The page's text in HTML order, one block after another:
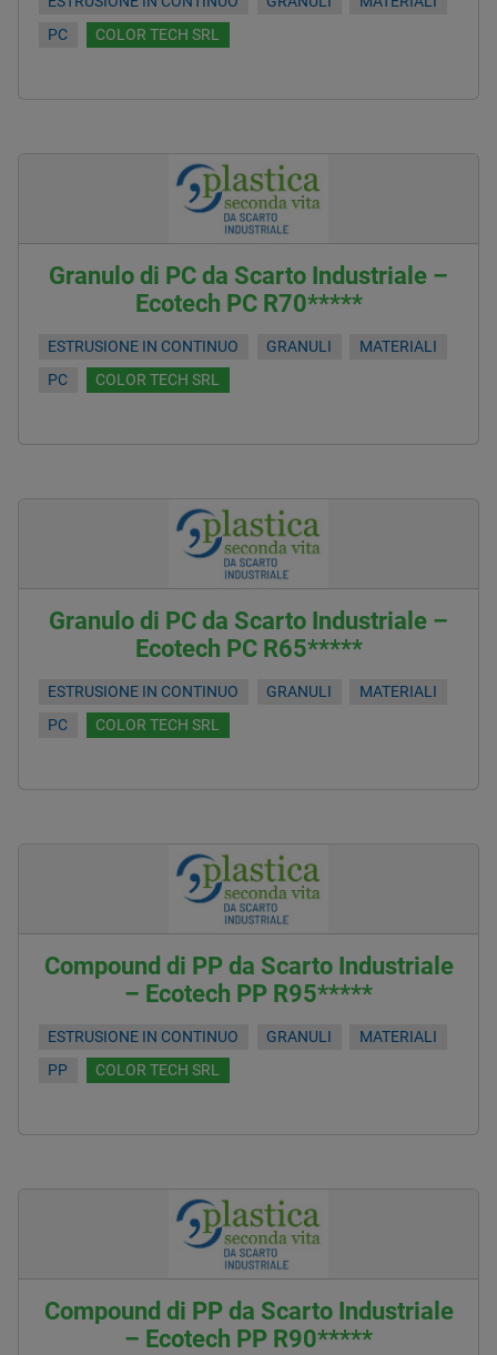
PC
COLOR TECH SRL
Granulo di PC da Scarto Industriale –
Ecotech PC R70*****
ESTRUSIONE IN CONTINUO GRANULI
MATERIALI
PC
COLOR TECH SRL
Granulo di PC da Scarto Industriale –
Ecotech PC R65*****
ESTRUSIONE IN CONTINUO GRANULI
MATERIALI
PC
COLOR TECH SRL
Compound di PP da Scarto Industriale
– Ecotech PP R95*****
ESTRUSIONE IN CONTINUO GRANULI
MATERIALI
PP
COLOR TECH SRL
Compound di PP da Scarto Industriale
– Ecotech PP R90*****